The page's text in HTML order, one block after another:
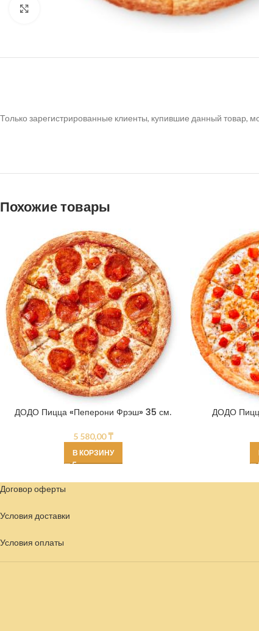
Нажмите, чтобы увеличить
Только зарегистрированные клиенты, купившие данный товар,
Похожие товары
ДОДО Пицца «Пеперони Фрэш» 35 см.
5 580,00₸
В КОРЗИНУ
ДОДО
Договор оферты
Условия доставки
Условия оплаты